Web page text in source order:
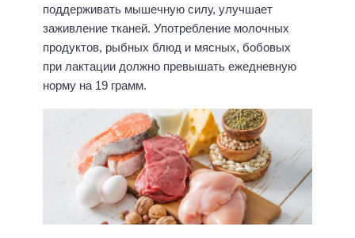
поддерживать мышечную силу, улучшает
заживление тканей. Употребление молочных
продуктов, рыбных блюд и мясных, бобовых
при лактации должно превышать ежедневную
норму на 19 грамм.